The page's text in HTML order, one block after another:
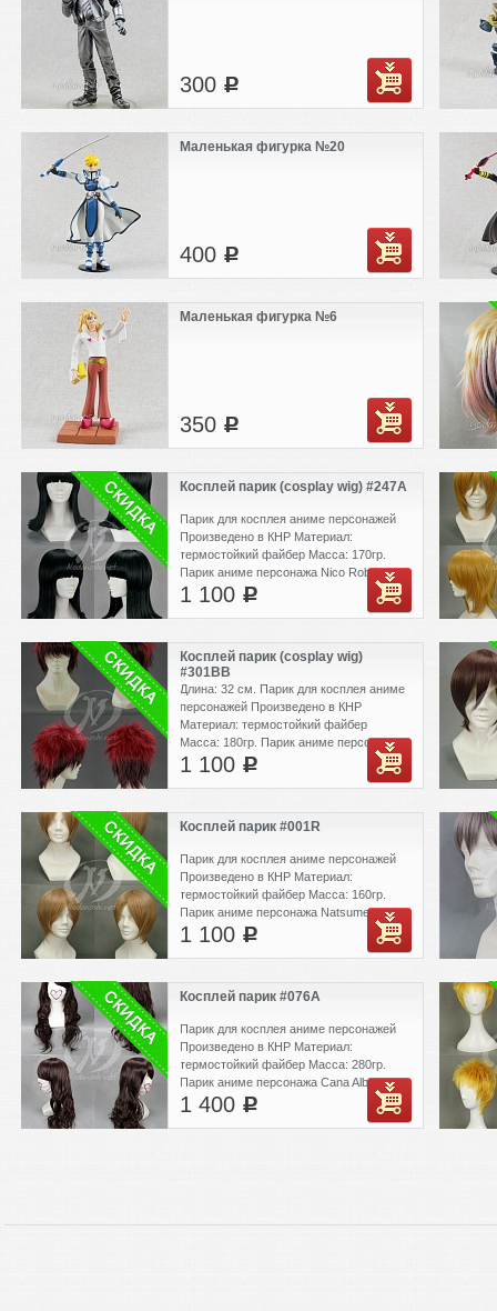
300 c
Маленькая фигурка №20
400 c
Маленькая фигурка №6
350 c
Косплей парик (cosplay wig) #247A
Парик для косплея аниме персонажей
Произведено в КНР Материал:
термостойкий файбер Масса: 170гр.
Парик аниме персонажа Nico Robin из
One Piece
1 100 c
Косплей парик (cosplay wig)
#301BB
Длина: 32 см. Парик для косплея аниме
персонажей Произведено в КНР
Материал: термостойкий файбер
Масса: 180гр. Парик аниме персонаж
Kuroko no Basket - Kagami Taiga
1 100 c
Косплей парик #001R
Парик для косплея аниме персонажей
Произведено в КНР Материал:
термостойкий файбер Масса: 160гр.
Парик аниме персонажа Natsume
Takashi, Okita Sougo, Mikajima Saki,
Yuujinchou, Gintama, DuRaRaRa!!, The
Prince of Tennis, Katekyo Hitman Reborn,
1 100 c
Косплей парик #076A
Парик для косплея аниме персонажей
Произведено в КНР Материал:
термостойкий файбер Масса: 280гр.
Парик аниме персонажа Cana Alberona,
Sagan Natsuo, Kyouraku Shunsui, Taiwan
из Fairy Tail, Loveless, BLEACH, Axis
1 400 c